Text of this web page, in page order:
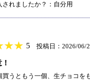
されましたか？：自分用
★★ 5 投稿日：2026/06/
買うともう一個、生チョコを